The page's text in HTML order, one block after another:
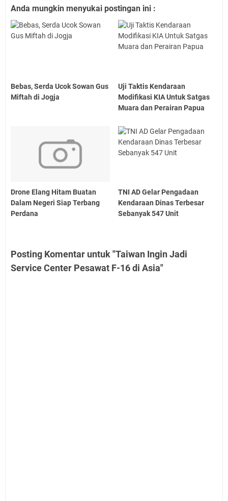
Anda mungkin menyukai postingan ini :
Bebas, Serda Ucok Sowan Gus
Miftah di Jogja
Uji Taktis Kendaraan
Modifikasi KIA Untuk Satgas
Muara dan Perairan Papua
Drone Elang Hitam Buatan
Dalam Negeri Siap Terbang
Perdana
TNI AD Gelar Pengadaan
Kendaraan Dinas Terbesar
Sebanyak 547 Unit
Posting Komentar untuk "Taiwan Ingin Jadi
Service Center Pesawat F-16 di Asia"